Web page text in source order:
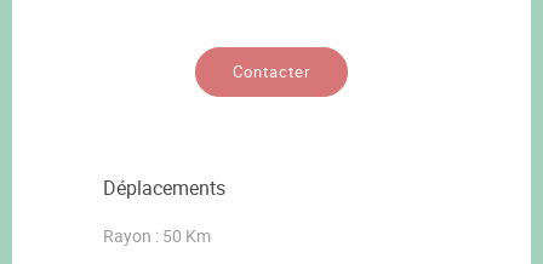
Contacter
Déplacements
Rayon : 50 Km